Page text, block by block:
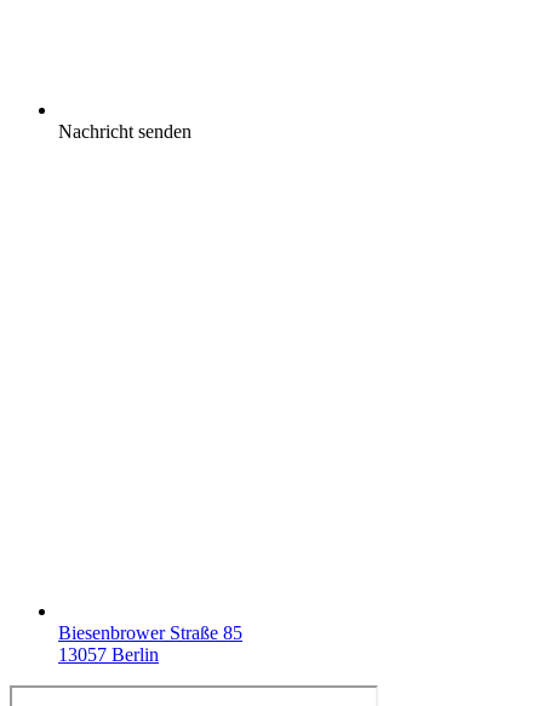
Nachricht senden
Biesenbrower Straße 85
13057 Berlin